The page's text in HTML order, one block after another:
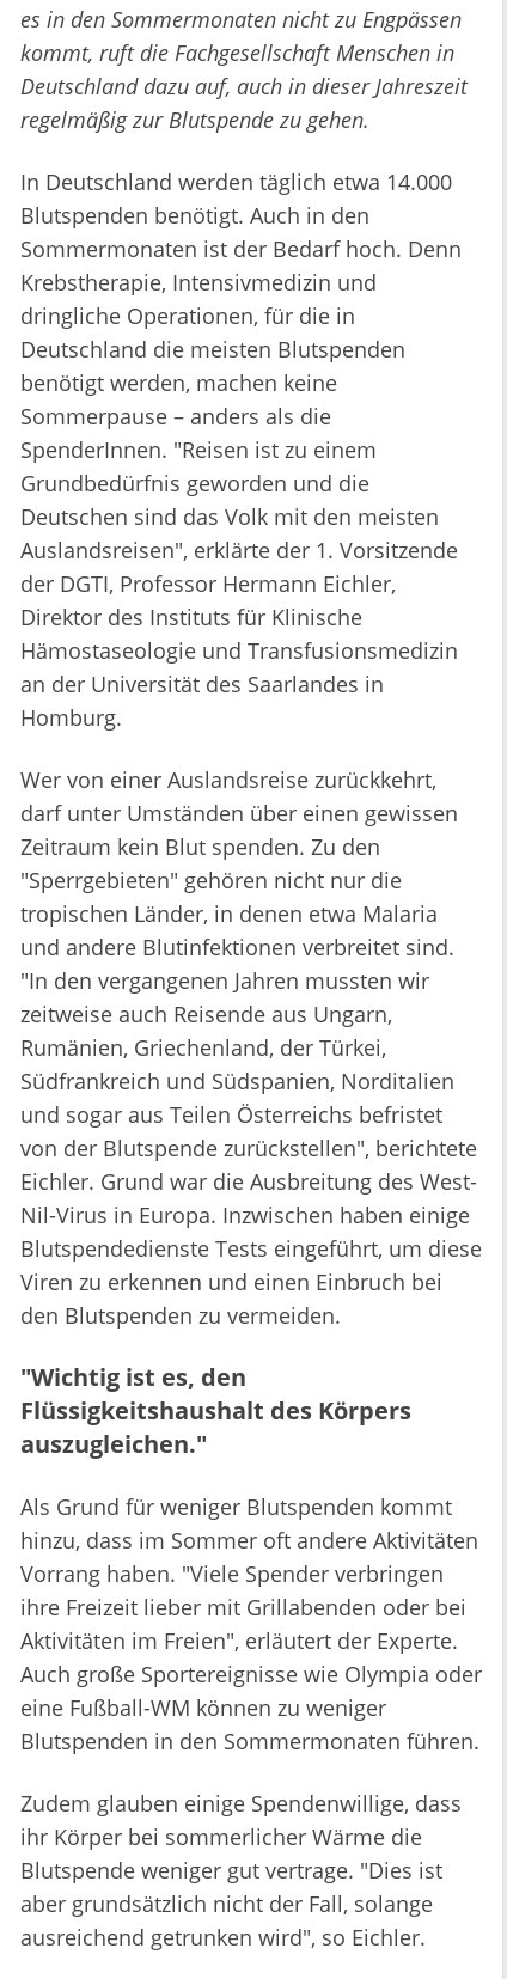
es in den Sommermonaten nicht zu Engpässen
kommt, ruft die Fachgesellschaft Menschen in
Deutschland dazu auf, auch in dieser Jahreszeit
regelmäßig zur Blutspende zu gehen.
In Deutschland werden täglich etwa 14.000
Blutspenden benötigt. Auch in den
Sommermonaten ist der Bedarf hoch. Denn
Krebstherapie, Intensivmedizin und
dringliche Operationen, für die in
Deutschland die meisten Blutspenden
benötigt werden, machen keine
Sommerpause – anders als die
SpenderInnen. "Reisen ist zu einem
Grundbedürfnis geworden und die
Deutschen sind das Volk mit den meisten
Auslandsreisen", erklärte der 1. Vorsitzende
der DGTI, Professor Hermann Eichler,
Direktor des Instituts für Klinische
Hämostaseologie und Transfusionsmedizin
an der Universität des Saarlandes in
Homburg.
Wer von einer Auslandsreise zurückkehrt,
darf unter Umständen über einen gewissen
Zeitraum kein Blut spenden. Zu den
"Sperrgebieten" gehören nicht nur die
tropischen Länder, in denen etwa Malaria
und andere Blutinfektionen verbreitet sind.
"In den vergangenen Jahren mussten wir
zeitweise auch Reisende aus Ungarn,
Rumänien, Griechenland, der Türkei,
Südfrankreich und Südspanien, Norditalien
und sogar aus Teilen Österreichs befristet
von der Blutspende zurückstellen", berichtete
Eichler. Grund war die Ausbreitung des West-
Nil-Virus in Europa. Inzwischen haben einige
Blutspendedienste Tests eingeführt, um diese
Viren zu erkennen und einen Einbruch bei
den Blutspenden zu vermeiden.
"Wichtig ist es, den
Flüssigkeitshaushalt des Körpers
auszugleichen."
Als Grund für weniger Blutspenden kommt
hinzu, dass im Sommer oft andere Aktivitäten
Vorrang haben. "Viele Spender verbringen
ihre Freizeit lieber mit Grillabenden oder bei
Aktivitäten im Freien", erläutert der Experte.
Auch große Sportereignisse wie Olympia oder
eine Fußball-WM können zu weniger
Blutspenden in den Sommermonaten führen.
Zudem glauben einige Spendenwillige, dass
ihr Körper bei sommerlicher Wärme die
Blutspende weniger gut vertrage. "Dies ist
aber grundsätzlich nicht der Fall, solange
ausreichend getrunken wird", so Eichler.